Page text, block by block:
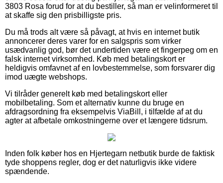
3803 Rosa forud for at du bestiller, så man er velinformeret til
at skaffe sig den prisbilligste pris.
Du må trods alt være så påvagt, at hvis en internet butik
annoncerer deres varer for en salgspris som virker
usædvanlig god, bør det undertiden være et fingerpeg om en
falsk internet virksomhed. Køb med betalingskort er
heldigvis omfavnet af en lovbestemmelse, som forsvarer dig
imod uægte webshops.
Vi tilråder generelt køb med betalingskort eller
mobilbetaling. Som et alternativ kunne du bruge en
afdragsordning fra eksempelvis ViaBill, i tilfælde af at du
agter at afbetale omkostningerne over et længere tidsrum.
Inden folk køber hos en Hjertegarn netbutik burde de faktisk
tyde shoppens regler, dog er det naturligvis ikke videre
spændende.